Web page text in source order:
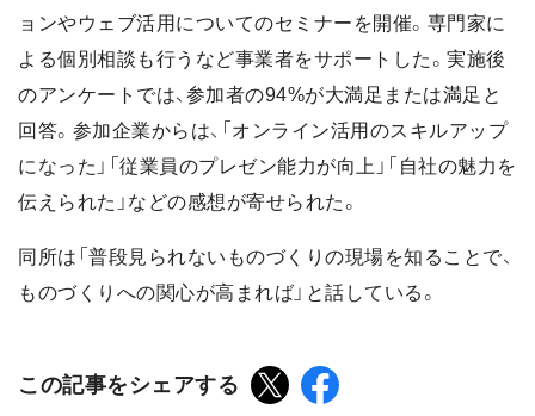
ョンやウェブ活用についてのセミナーを開催。専門家に
よる個別相談も行うなど事業者をサポートした。実施後
のアンケートでは、参加者の94%が大満足または満足と
回答。参加企業からは、「オンライン活用のスキルアップ
になった」「従業員のプレゼン能力が向上」「自社の魅力を
伝えられた」などの感想が寄せられた。
同所は「普段見られないものづくりの現場を知ることで、
ものづくりへの関心が高まれば」と話している。
この記事をシェアする